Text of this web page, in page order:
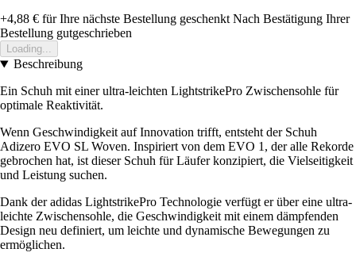
+4,88 € für Ihre nächste Bestellung geschenkt Nach Bestätigung Ihrer
Bestellung gutgeschrieben
Loading...
Beschreibung
Ein Schuh mit einer ultra-leichten LightstrikePro Zwischensohle für
optimale Reaktivität.
Wenn Geschwindigkeit auf Innovation trifft, entsteht der Schuh
Adizero EVO SL Woven. Inspiriert von dem EVO 1, der alle Rekorde
gebrochen hat, ist dieser Schuh für Läufer konzipiert, die Vielseitigkeit
und Leistung suchen.
Dank der adidas LightstrikePro Technologie verfügt er über eine ultra-
leichte Zwischensohle, die Geschwindigkeit mit einem dämpfenden
Design neu definiert, um leichte und dynamische Bewegungen zu
ermöglichen.